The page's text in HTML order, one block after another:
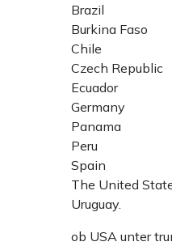
Brazil
Burkina Faso
Chile
Czech Republic
Ecuador
Germany
Panama
Peru
Spain
The United
Uruguay.
ob USA unter